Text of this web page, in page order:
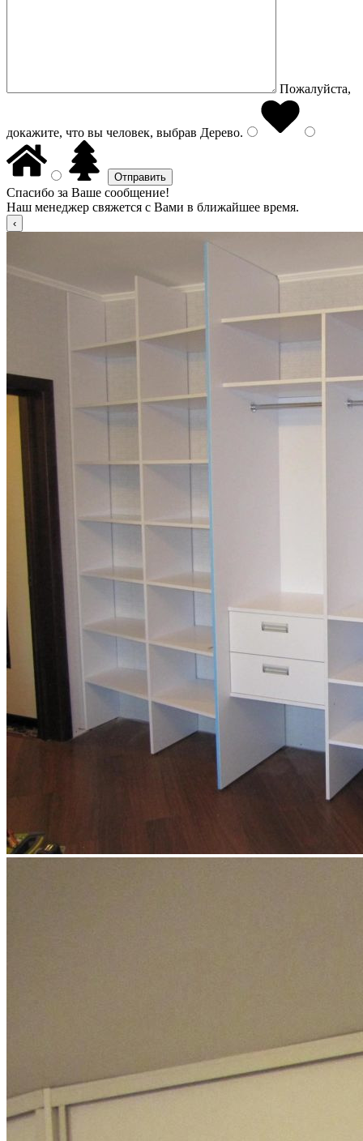
Пожалуйста,
докажите, что вы человек, выбрав Дерево.
Спасибо за Ваше сообщение!
Наш менеджер свяжется с Вами в ближайшее время.